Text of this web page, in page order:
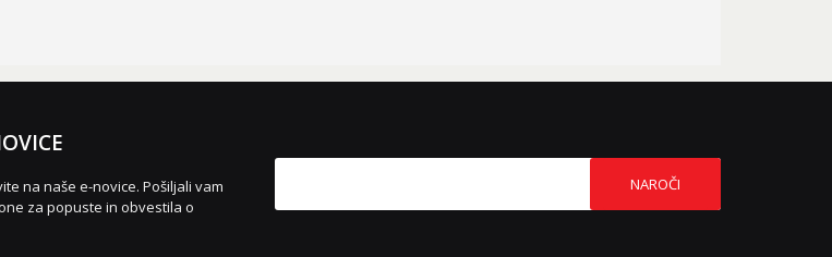
na naše e-novice. Pošiljali vam
za popuste in obvestila o
NAROČI